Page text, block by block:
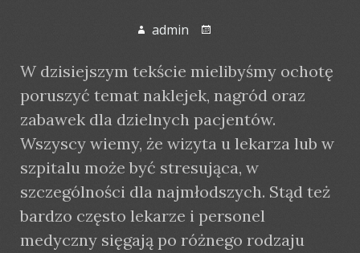
admin
W dzisiejszym tekście mielibyśmy ochotę
poruszyć temat naklejek, nagród oraz
zabawek dla dzielnych pacjentów.
Wszyscy wiemy, że wizyta u lekarza lub w
szpitalu może być stresująca, w
szczególności dla najmłodszych. Stąd też
bardzo często lekarze i personel
medyczny sięgają po różnego rodzaju